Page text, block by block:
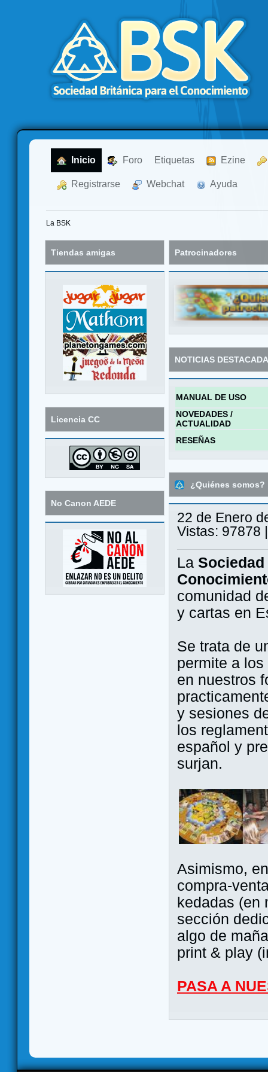
Inicio Foro Etiquetas Ezine
Registrarse Webchat Ayuda
La BSK
Tiendas amigas
Licencia CC
No Canon AEDE
Patrocinadores
NOTICIAS
MANUAL DE USO
NOVEDADES /
ACTUALIDAD
RESEÑAS
¿Quiénes somos?
22 de Enero
Vistas: 97878
La
comunidad
y cartas en
Se trata de
permite a
en nuestros
y sesiones
los
español y
surjan.
Asimismo,
compra-
kedadas (en
sección
algo de
print & play
PASA A